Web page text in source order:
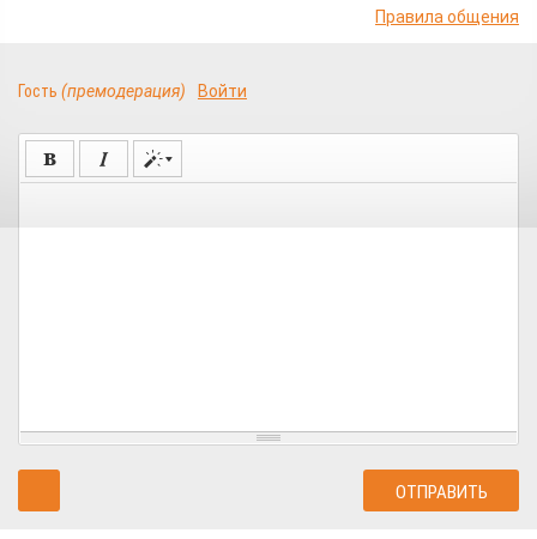
Правила общения
Гость (премодерация) Войти